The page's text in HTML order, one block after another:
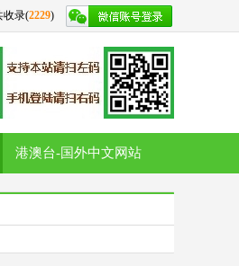
收录(2229)
港澳台-国外中文网站